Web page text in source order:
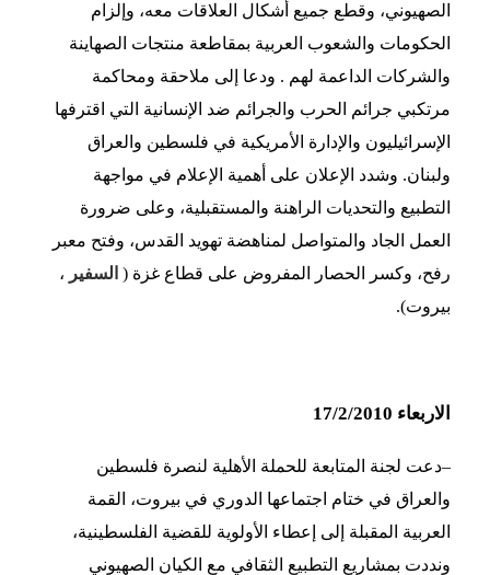
الصهيوني، وقطع جميع أشكال العلاقات معه، وإلزام
الحكومات والشعوب العربية بمقاطعة منتجات الصهاينة
والشركات الداعمة لهم . ودعا إلى ملاحقة ومحاكمة
مرتكبي جرائم الحرب والجرائم ضد الإنسانية التي اقترفها
الإسرائيليون والإدارة الأمريكية في فلسطين والعراق
ولبنان. وشدد الإعلان على أهمية الإعلام في مواجهة
التطبيع والتحديات الراهنة والمستقبلية، وعلى ضرورة
العمل الجاد والمتواصل لمناهضة تهويد القدس، وفتح معبر
رفح، وكسر الحصار المفروض على قطاع غزة ( السفير ،
بيروت).
الاربعاء 17/2/2010
–دعت لجنة المتابعة للحملة الأهلية لنصرة فلسطين
والعراق في ختام اجتماعها الدوري في بيروت، القمة
العربية المقبلة إلى إعطاء الأولوية للقضية الفلسطينية،
ونددت بمشاريع التطبيع الثقافي مع الكيان الصهيوني